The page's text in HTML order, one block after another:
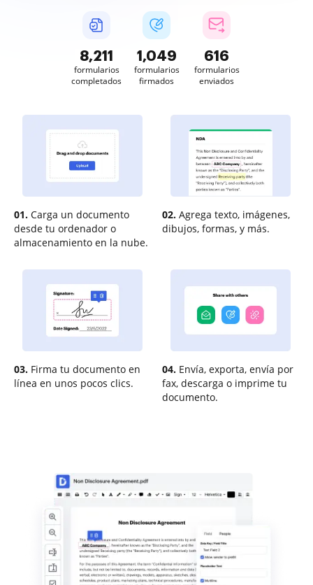
8,211
formularios
completados
1,049
formularios
firmados
616
formularios
enviados
01. Carga un documento
desde tu ordenador o
almacenamiento en la nube.
02. Agrega texto, imágenes,
dibujos, formas, y más.
03. Firma tu documento en
línea en unos pocos clics.
04. Envía, exporta, envía por
fax, descarga o imprime tu
documento.